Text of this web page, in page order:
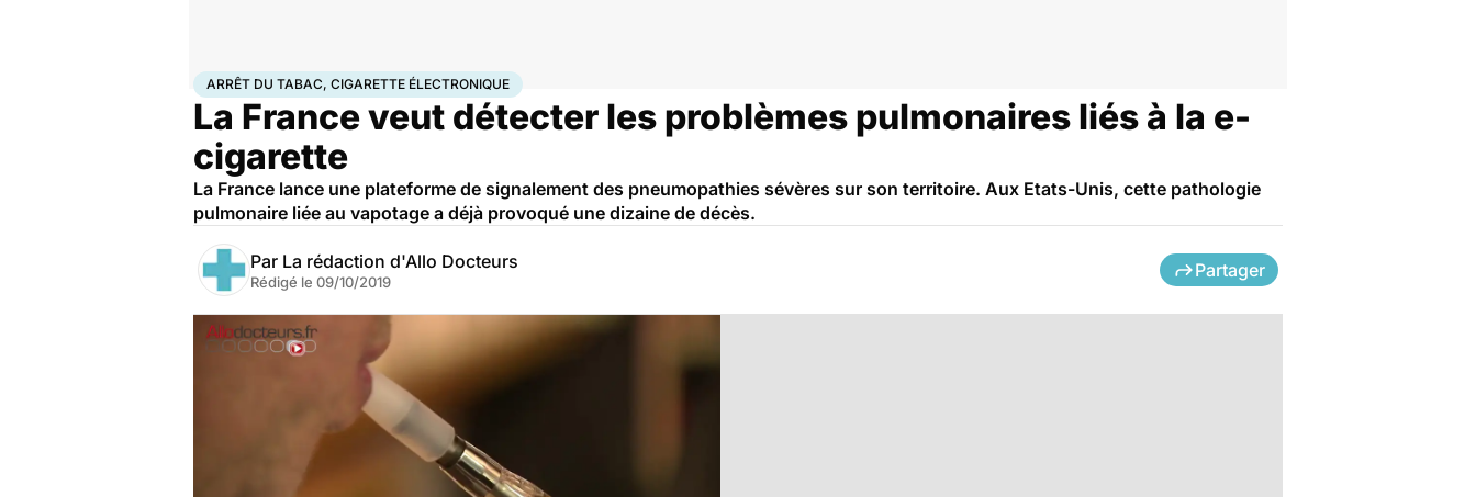
AccueilSanté Arrêt du tabac, cigarette électronique
ARRÊT DU TABAC, CIGARETTE ÉLECTRONIQUE
La France veut détecter les problèmes pulmonaires liés à la e-
cigarette
La France lance une plateforme de signalement des pneumopathies sévères sur son territoire. Aux Etats-Unis, cette pathologie
pulmonaire liée au vapotage a déjà provoqué une dizaine de décès.
Par La rédaction d'Allo Docteurs
Rédigé le 09/10/2019
Partager